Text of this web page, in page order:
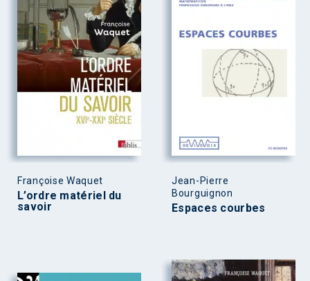
Françoise Waquet
L’ordre matériel du
savoir
Jean-Pierre
Bourguignon
Espaces courbes